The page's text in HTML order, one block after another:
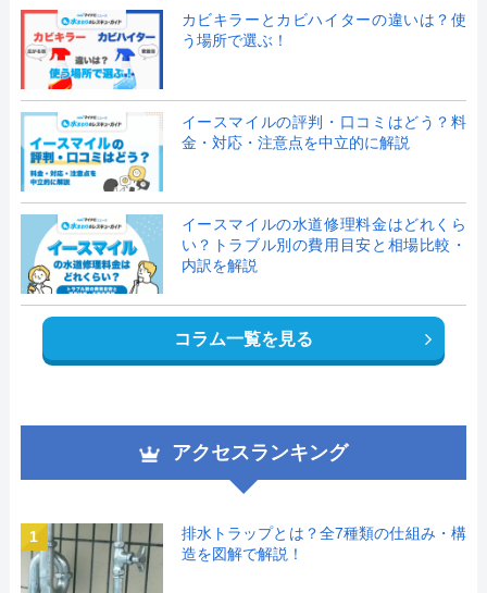
カビキラーとカビハイターの違いは？使
う場所で選ぶ！
イースマイルの評判・口コミはどう？料
金・対応・注意点を中立的に解説
イースマイルの水道修理料金はどれくら
い？トラブル別の費用目安と相場比較・
内訳を解説
コラム一覧を見る
アクセスランキング
1
排水トラップとは？全7種類の仕組み・構
造を図解で解説！